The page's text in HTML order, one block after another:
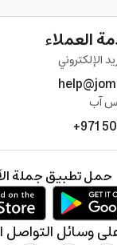
العملاء
الإلكتروني
آب
+971
وسائل التواصل
حمل تطبيق جملة